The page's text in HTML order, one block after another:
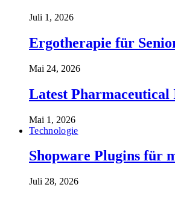
Juli 1, 2026
Ergotherapie für
Mai 24, 2026
Latest Pharmaceutical
Mai 1, 2026
Technologie
Shopware Plugins für
Juli 28, 2026